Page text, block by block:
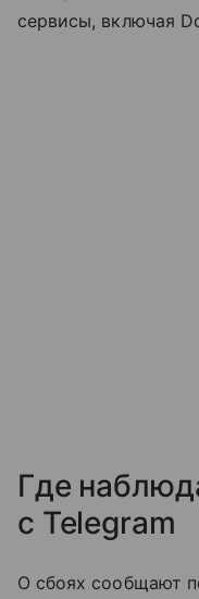
сервисы, включая
Где
с Telegram
О сбоях сообщают